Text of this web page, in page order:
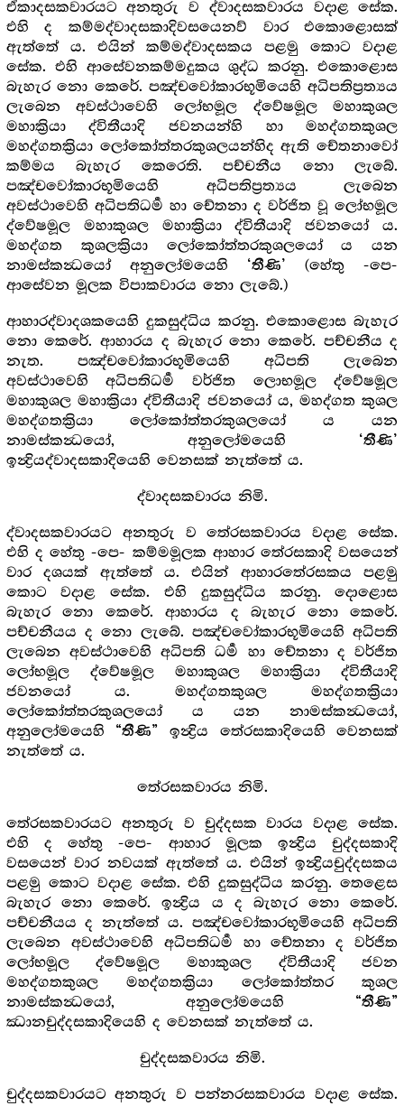
ඒකාදසකවාරයට අනතුරු ව ද්වාදසකවාරය වදාළ සේක.
එහි ද කම්මද්වාදසකාදිවසයෙනව් වාර එකොළොසක්
ඇත්තේ ය. එයින් කම්මද්වාදසකය පළමු කොට වදාළ
සේක. එහි ආසේවනකම්මදුකය ශුද්ධ කරනු. එකොළොස
බැහැර නො කෙරේ. පඤ්චවෝකාරභූමියෙහි අධිපතිප්‍රත්‍යය
ලැබෙන අවස්ථාවෙහි ලෝභමූල ද්වේෂමූල මහාකුශල
මහාක්‍රියා ද්විතීයාදි ජවනයන්හි හා මහද්ගතකුශල
මහද්ගතක්‍රියා ලෝකෝත්තරකුශලයන්හිද ඇති චේතනාවෝ
කම්මය බැහැර කෙරෙති. පච්චනීය නො ලැබේ.
පඤ්චවෝකාරභූමියෙහි අධිපතිප්‍රත්‍යය ලැබෙන
අවස්ථාවෙහි අධිපතිධර්‍ම හා චේතනා ද වර්ජිත වූ ලෝභමූල
ද්වේෂමූල මහාකුශල මහාක්‍රියා ද්විතීයාදි ජවනයෝ ය.
මහද්ගත කුශලක්‍රියා ලෝකෝත්තරකුශලයෝ ය යන
නාමස්කන්‍ධයෝ අනුලෝමයෙහි ‘තීණි’ (හේතු -පෙ-
ආසේවන මූලක විපාකවාරය නො ලැබේ.)
ආහාරද්වාදශකයෙහි දුකසුද්ධිය කරනු. එකොළොස බැහැර
නො කෙරේ. ආහාරය ද බැහැර නො කෙරේ. පච්චනීය ද
නැත. පඤ්චවෝකාරභූමියෙහි අධිපති ලැබෙන
අවස්ථාවෙහි අධිපතිධර්‍ම වර්ජිත ලොභමූල ද්වේෂමූල
මහාකුශල මහාක්‍රියා ද්විතීයාදි ජවනයෝ ය, මහද්ගත කුශල
මහද්ගතක්‍රියා ලෝකෝත්තරකුශලයෝ ය යන
නාමස්කන්‍ධයෝ, අනුලෝමයෙහි ‘තීණි’
ඉන්‍ද්‍රියද්වාදසකාදියෙහි වෙනසක් නැත්තේ ය.
ද්වාදසකවාරය නිමි.
ද්වාදසකවාරයට අනතුරු ව තේරසකවාරය වදාළ සේක.
එහි ද හේතු -පෙ- කම්මමූලක ආහාර තේරසකාදි වසයෙන්
වාර දශයක් ඇත්තේ ය. එයින් ආහාරතේරසකය පළමු
කොට වදාළ සේක. එහි දුකසුද්ධිය කරනු. දොළොස
බැහැර නො කෙරේ. ආහාරය ද බැහැර නො කෙරේ.
පච්චනීයය ද නො ලැබේ. පඤ්චවෝකාරභූමියෙහි අධිපති
ලැබෙන අවස්ථාවෙහි අධිපති ධර්‍ම හා චේතනා ද වර්ජිත
ලෝභමූල ද්වේෂමූල මහාකුශල මහාක්‍රියා ද්විතීයාදි
ජවනයෝ ය. මහද්ගතකුශල මහද්ගතක්‍රියා
ලෝකෝත්තරකුශලයෝ ය යන නාමස්කන්‍ධයෝ,
අනුලෝමයෙහි “තීණි”
ඉන්‍ද්‍රිය තේරසකාදියෙහි වෙනසක්
නැත්තේ ය.
තේරසකවාරය නිමි.
තේරසකවාරයට අනතුරු ව චුද්දසක වාරය වදාළ සේක.
එහි ද හේතු -පෙ- ආහාර මූලක ඉන්‍ද්‍රිය චුද්දසකාදි
වසයෙන් වාර නවයක් ඇත්තේ ය. එයින් ඉන්‍ද්‍රියචුද්දසකය
පළමු කොට වදාළ සේක. එහි දුකසුද්ධිය කරනු. තෙළෙස
බැහැර නො කෙරේ. ඉන්‍ද්‍රිය ය ද බැහැර නො කෙරේ.
පච්චනීයය ද නැත්තේ ය. පඤ්චවෝකාරභූමියෙහි අධිපති
ලැබෙන අවස්ථාවෙහි අධිපතිධර්‍ම හා චේතනා ද වර්ජිත
ලෝභමූල ද්වේෂමූල මහාකුශල ද්විතීයාදි ජවන
මහද්ගතකුශල මහද්ගතක්‍රියා ලෝකෝත්තර කුශල
නාමස්කන්‍ධයෝ, අනුලෝමයෙහි “තීණි”
ඣානචුද්දසකාදියෙහි ද වෙනසක් නැත්තේ ය.
චුද්දසකවාරය නිමි.
චුද්දසකවාරයට අනතුරු ව පන්නරසකවාරය වදාළ සේක.